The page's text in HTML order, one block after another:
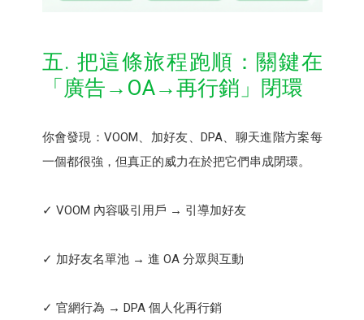
五. 把這條旅程跑順：關鍵在
「廣告→OA→再行銷」閉環
你會發現：VOOM、加好友、DPA、聊天進階方案每
一個都很強，但真正的威力在於把它們串成閉環。
✓ VOOM 內容吸引用戶 → 引導加好友
✓ 加好友名單池 → 進 OA 分眾與互動
✓ 官網行為 → DPA 個人化再行銷